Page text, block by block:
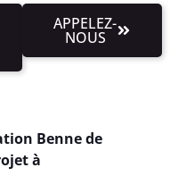
APPELEZ-
NOUS
Benne de
à